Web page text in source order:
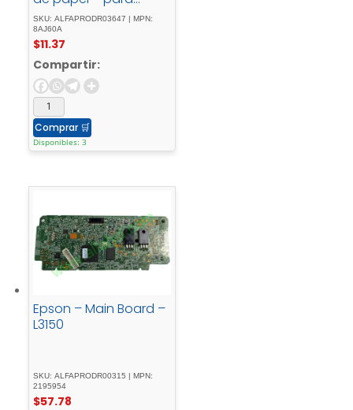
DesignJet T210, T230,
T250, T610, T620, T630,
T650
SKU: ALFAPRODR03647 | MPN:
8AJ60A
$11.37
Compartir:
Comprar 🛒
Disponibles: 3
Epson – Main Board –
L3150
SKU: ALFAPRODR00315 | MPN:
2195954
$57.78